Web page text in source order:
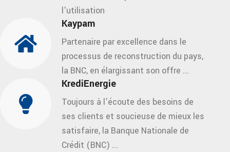
l'utilisation
Kaypam
Partenaire par excellence dans le
processus de reconstruction du pays,
la BNC, en élargissant son offre ...
KrediEnergie
Toujours à l'écoute des besoins de
ses clients et soucieuse de mieux les
satisfaire, la Banque Nationale de
Crédit (BNC) ...